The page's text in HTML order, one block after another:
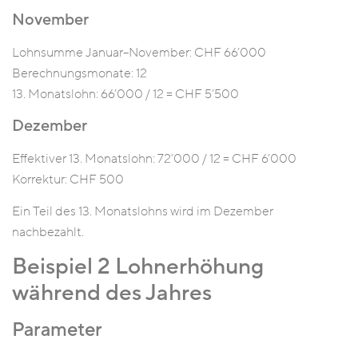
November
Lohnsumme Januar–November: CHF 66’000
Berechnungsmonate: 12
13. Monatslohn: 66’000 / 12 = CHF 5’500
Dezember
Effektiver 13. Monatslohn: 72’000 / 12 = CHF 6’000
Korrektur: CHF 500
Ein Teil des 13. Monatslohns wird im Dezember
nachbezahlt.
Beispiel 2 Lohnerhöhung
während des Jahres
Parameter